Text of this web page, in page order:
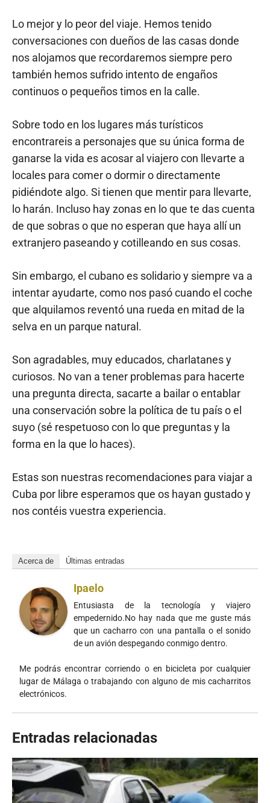
Lo mejor y lo peor del viaje. Hemos tenido
conversaciones con dueños de las casas donde
nos alojamos que recordaremos siempre pero
también hemos sufrido intento de engaños
continuos o pequeños timos en la calle.
Sobre todo en los lugares más turísticos
encontrareis a personajes que su única forma de
ganarse la vida es acosar al viajero con llevarte a
locales para comer o dormir o directamente
pidiéndote algo. Si tienen que mentir para llevarte,
lo harán. Incluso hay zonas en lo que te das cuenta
de que sobras o que no esperan que haya allí un
extranjero paseando y cotilleando en sus cosas.
Sin embargo, el cubano es solidario y siempre va a
intentar ayudarte, como nos pasó cuando el coche
que alquilamos reventó una rueda en mitad de la
selva en un parque natural.
Son agradables, muy educados, charlatanes y
curiosos. No van a tener problemas para hacerte
una pregunta directa, sacarte a bailar o entablar
una conservación sobre la política de tu país o el
suyo (sé respetuoso con lo que preguntas y la
forma en la que lo haces).
Estas son nuestras recomendaciones para viajar a
Cuba por libre esperamos que os hayan gustado y
nos contéis vuestra experiencia.
Acerca de Últimas entradas
Ipaelo
Entusiasta de la tecnología y viajero
empedernido.No hay nada que me guste más
que un cacharro con una pantalla o el sonido
de un avión despegando conmigo dentro.
Me podrás encontrar corriendo o en bicicleta por cualquier
lugar de Málaga o trabajando con alguno de mis cacharritos
electrónicos.
Entradas relacionadas